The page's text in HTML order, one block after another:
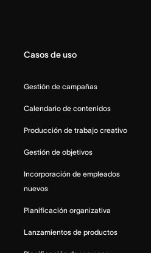
Casos de uso
Gestión de campañas
Calendario de contenidos
Producción de trabajo creativo
Gestión de objetivos
Incorporación de empleados
nuevos
Planificación organizativa
Lanzamientos de productos